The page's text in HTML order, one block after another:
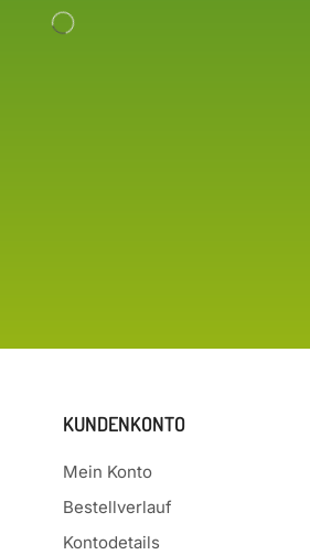
KUNDENKONTO
Mein Konto
Bestellverlauf
Kontodetails